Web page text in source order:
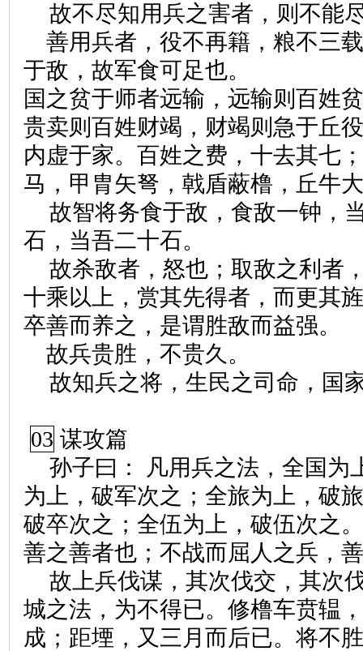
故不尽知用兵之害者，则不能
善用兵者，役不再籍，粮不三
于敌，故军食可足也。
国之贫于师者远输，远输则百姓
贵卖则百姓财竭，财竭则急于丘
内虚于家。百姓之费，十去其七
马，甲胄矢弩，戟盾蔽橹，丘牛
故智将务食于敌，食敌一钟，
石，当吾二十石。
故杀敌者，怒也；取敌之利者
十乘以上，赏其先得者，而更其
卒善而养之，是谓胜敌而益强。
故兵贵胜，不贵久。
故知兵之将，生民之司命，国
03 谋攻篇
孙子曰： 凡用兵之法，全国为
为上，破军次之；全旅为上，破
破卒次之；全伍为上，破伍次之
善之善者也；不战而屈人之兵，
故上兵伐谋，其次伐交，其次
城之法，为不得已。修橹车贲辒
成；距堙，又三月而后已。将不